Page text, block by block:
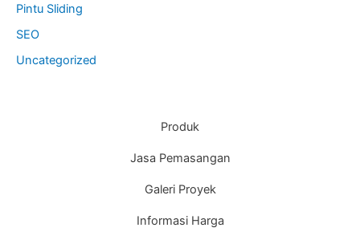
Pintu Sliding
SEO
Uncategorized
Produk
Jasa Pemasangan
Galeri Proyek
Informasi Harga